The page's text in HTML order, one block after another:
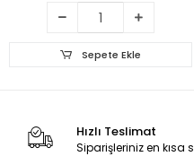
Sepete Ekle
Hızlı Teslimat
Siparişleriniz en kısa